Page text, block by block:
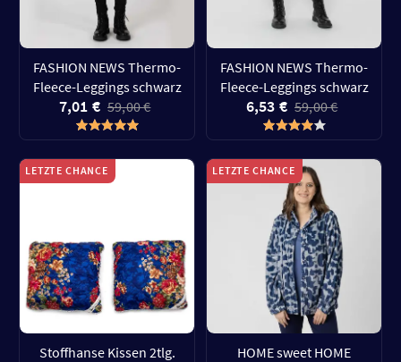
FASHION NEWS Thermo-
Fleece-Leggings schwarz
7,01 € 59,00 €
FASHION NEWS Thermo-
Fleece-Leggings schwarz
6,53 € 59,00 €
LETZTE CHANCE
Stoffhanse Kissen 2tlg.
LETZTE CHANCE
HOME sweet HOME